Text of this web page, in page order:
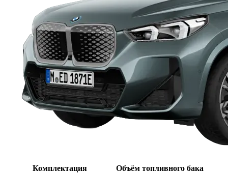
Комплектация
Объём топливного бака